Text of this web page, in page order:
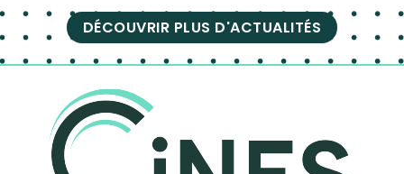
DÉCOUVRIR PLUS D'ACTUALITÉS